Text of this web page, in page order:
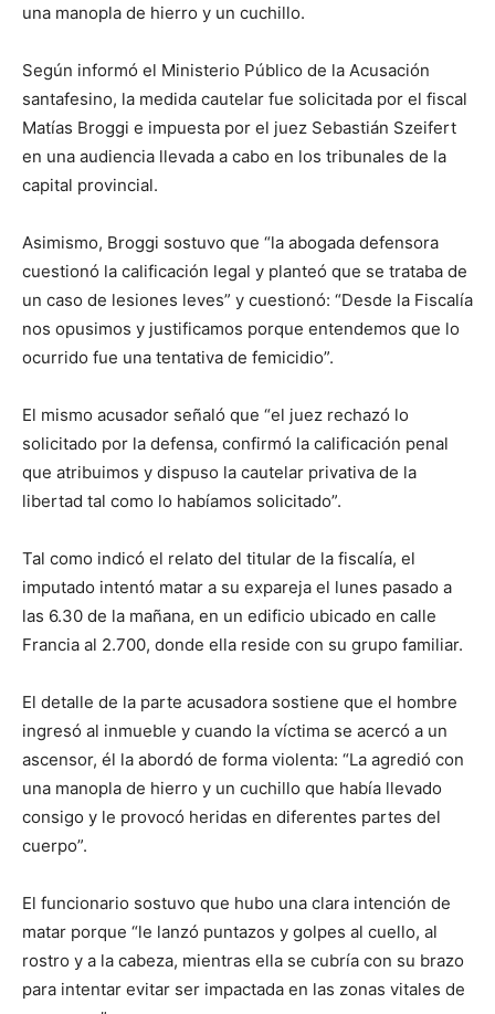
una manopla de hierro y un cuchillo.
Según informó el Ministerio Público de la Acusación
santafesino, la medida cautelar fue solicitada por el fiscal
Matías Broggi e impuesta por el juez Sebastián Szeifert
en una audiencia llevada a cabo en los tribunales de la
capital provincial.
Asimismo, Broggi sostuvo que “la abogada defensora
cuestionó la calificación legal y planteó que se trataba de
un caso de lesiones leves” y cuestionó: “Desde la Fiscalía
nos opusimos y justificamos porque entendemos que lo
ocurrido fue una tentativa de femicidio”.
El mismo acusador señaló que “el juez rechazó lo
solicitado por la defensa, confirmó la calificación penal
que atribuimos y dispuso la cautelar privativa de la
libertad tal como lo habíamos solicitado”.
Tal como indicó el relato del titular de la fiscalía, el
imputado intentó matar a su expareja el lunes pasado a
las 6.30 de la mañana, en un edificio ubicado en calle
Francia al 2.700, donde ella reside con su grupo familiar.
El detalle de la parte acusadora sostiene que el hombre
ingresó al inmueble y cuando la víctima se acercó a un
ascensor, él la abordó de forma violenta: “La agredió con
una manopla de hierro y un cuchillo que había llevado
consigo y le provocó heridas en diferentes partes del
cuerpo”.
El funcionario sostuvo que hubo una clara intención de
matar porque “le lanzó puntazos y golpes al cuello, al
rostro y a la cabeza, mientras ella se cubría con su brazo
para intentar evitar ser impactada en las zonas vitales de